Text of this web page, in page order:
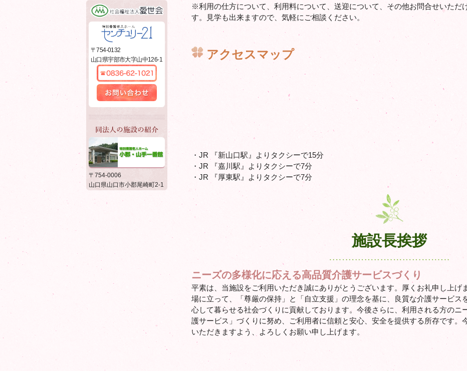
※利用の仕方について、利用料について、送迎について、その他お問合せいただ
す。見学も出来ますので、気軽にご相談ください。
アクセスマップ
・JR 『新山口駅』よりタクシーで15分
・JR 『嘉川駅』よりタクシーで7分
・JR 『厚東駅』よりタクシーで7分
施設長挨拶
ニーズの多様化に応える高品質介護サービスづくり
平素は、当施設をご利用いただき誠にありがとうございます。厚くお礼申し上げ
場に立って、「尊厳の保持」と「自立支援」の理念を基に、良質な介護サービス
心して暮らせる社会づくりに貢献しております。今後さらに、利用される方のニ
護サービス」づくりに努め、ご利用者に信頼と安心、安全を提供する所存です。
いただきますよう、よろしくお願い申し上げます。
社会福祉法人愛世会
特別養護老人ホーム
センチュリー21
〒754-0132
山口県宇部市大字山中126-1
0836-62-1021
お問い合わせ
同法人の施設の紹介
特別養護老人ホーム 小郡・
山手一番館
〒754-0006
山口県山口市小郡尾崎町2-1